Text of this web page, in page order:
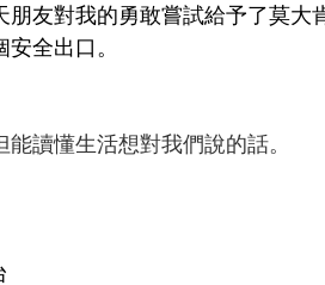
朋友對我的勇敢嘗試給予了莫
全出口。
讀懂生活想對我們說的話。